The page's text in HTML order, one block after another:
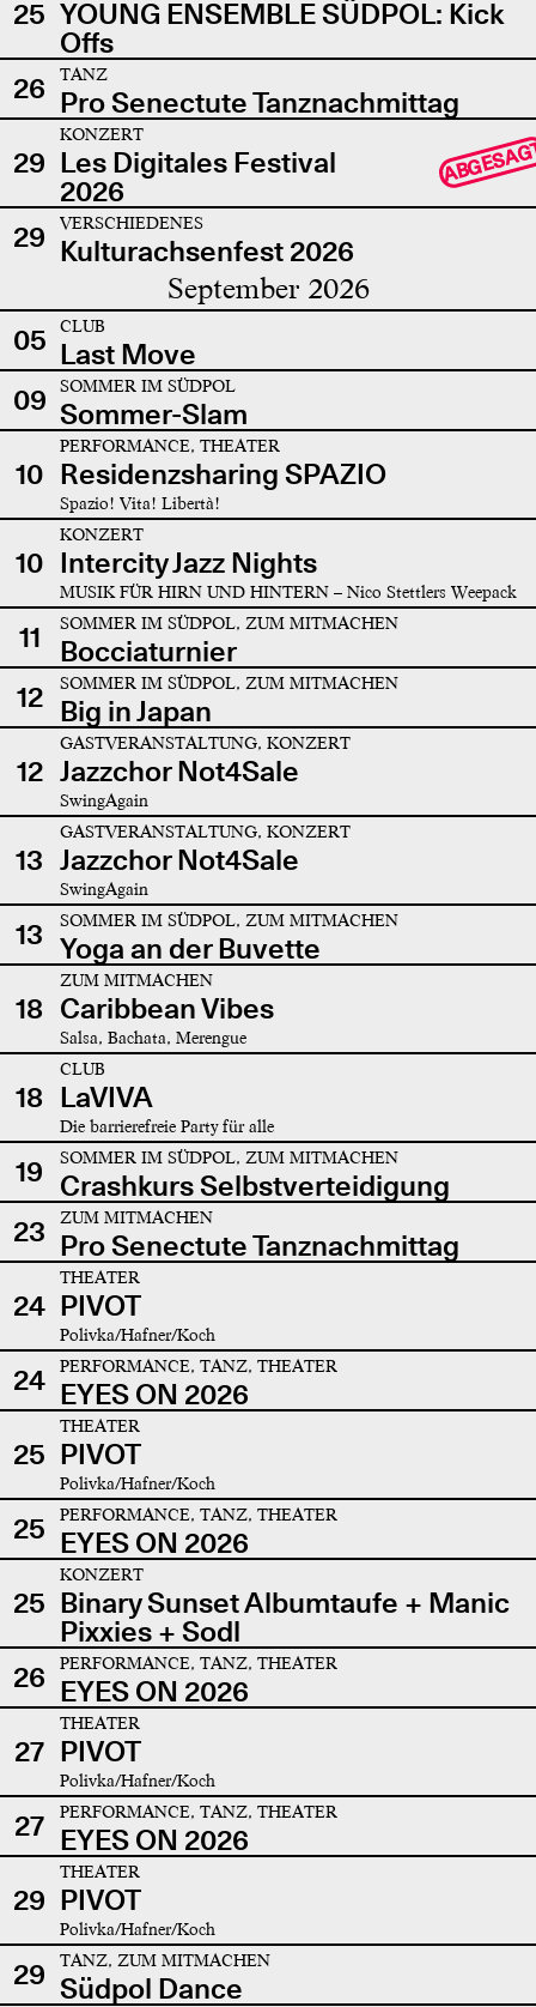
25 YOUNG ENSEMBLE SÜDPOL: Kick
Offs
26
TANZ
Pro Senectute Tanznachmittag
29
KONZERT
Les Digitales Festival
2026
29 VERSCHIEDENES
Kulturachsenfest 2026
September 2026
05 CLUB
Last Move
09
SOMMER IM SÜDPOL
Sommer-Slam
10
PERFORMANCE, THEATER
Residenzsharing SPAZIO
Spazio! Vita! Libertà!
10
KONZERT
Intercity Jazz Nights
MUSIK FÜR HIRN UND HINTERN – Nico Stettlers Weepack
11 SOMMER IM SÜDPOL, ZUM MITMACHEN
Bocciaturnier
12
SOMMER IM SÜDPOL, ZUM MITMACHEN
Big in Japan
12
GASTVERANSTALTUNG, KONZERT
Jazzchor Not4Sale
SwingAgain
13
GASTVERANSTALTUNG, KONZERT
Jazzchor Not4Sale
SwingAgain
13 SOMMER IM SÜDPOL, ZUM MITMACHEN
Yoga an der Buvette
18
ZUM MITMACHEN
Caribbean Vibes
Salsa, Bachata, Merengue
18
CLUB
LaVIVA
Die barrierefreie Party für alle
19 SOMMER IM SÜDPOL, ZUM MITMACHEN
Crashkurs Selbstverteidigung
23
ZUM MITMACHEN
Pro Senectute Tanznachmittag
24
THEATER
PIVOT
Polivka/Hafner/Koch
24 PERFORMANCE, TANZ, THEATER
EYES ON 2026
25
THEATER
PIVOT
Polivka/Hafner/Koch
25 PERFORMANCE, TANZ, THEATER
EYES ON 2026
25
KONZERT
Binary Sunset Albumtaufe + Manic
Pixxies + Sodl
26
PERFORMANCE, TANZ, THEATER
EYES ON 2026
27
THEATER
PIVOT
Polivka/Hafner/Koch
27 PERFORMANCE, TANZ, THEATER
EYES ON 2026
29
THEATER
PIVOT
Polivka/Hafner/Koch
29 TANZ, ZUM MITMACHEN
Südpol Dance